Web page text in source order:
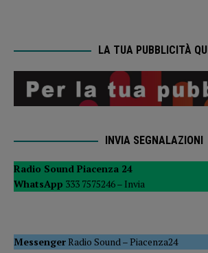
LA TUA PUBBLICITÀ QUI
INVIA SEGNALAZIONI
Radio Sound Piacenza 24
WhatsApp 333 7575246 – Invia
MessengerRadio Sound –Piacenza24